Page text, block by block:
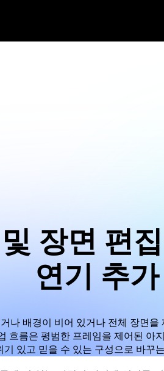
장면 편
연기 추가
나 배경이 비어 있거나 전체 장면
흐름은 평범한 프레임을 제어된 아
기 있고 믿을 수 있는 구성으로 바꾸